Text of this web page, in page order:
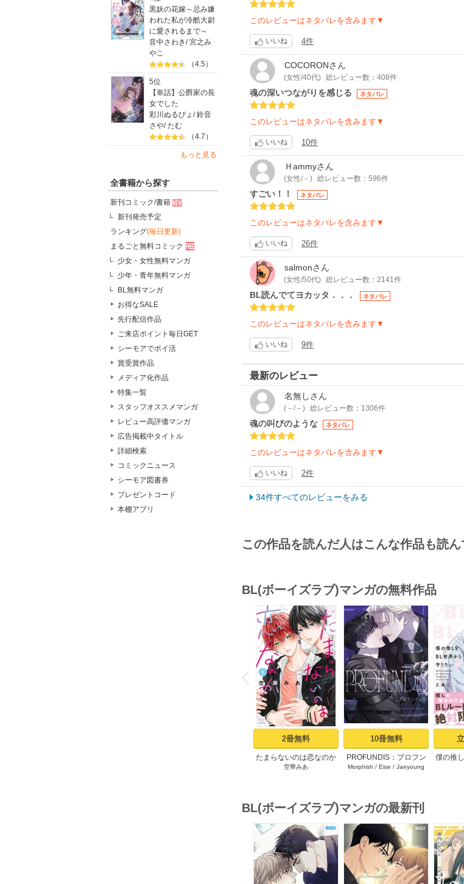
黒妖の花嫁～忌み嫌
われた私が冷酷大尉
に愛されるまで～
音中さわき/宮之み
やこ
（4.5）
5位
【単話】公爵家の長
女でした
彩川ぬるぴょ /鈴音
さや/たむ
（4.7）
もっと見る
全書籍から探す
新刊コミック/書籍
新刊発売予定
ランキング(毎日更新)
まるごと無料コミック
少女・女性無料マンガ
少年・青年無料マンガ
BL無料マンガ
お得なSALE
先行配信作品
ご来店ポイント毎日GET
シーモアでポイ活
賞受賞作品
メディア化作品
特集一覧
スタッフオススメマンガ
レビュー高評価マンガ
広告掲載中タイトル
詳細検索
コミックニュース
シーモア図書券
プレゼントコード
本棚アプリ
いといったものが画面から伝わり、読者を南の島へ引き込み
母なる島の包容力は傷付いたふたりを優しく包み込み癒し
温かく血の通ったものとなるはず……そんな場面を渇望し
りかと…。賛否両論ある表紙はゴーギャンの油彩画を想像
ていると感じますが、作品を読んだ後では作者様のこだわり
でも13ページ目のマニが表紙だったらな～～? カラーで見た
10年以上前の作品だし１巻完結となっているのですが、あ
されているので是非是非続編お願いしたいです！ゾムの撮
このレビューはネタバレを含みます▼
いいね 4件
COCORONさん
(女性/40代) 総レビュー数：408件
魂の深いつながりを感じる ネタバレ
このレビューはネタバレを含みます▼
いいね 10件
Ｈammyさん
(女性/－) 総レビュー数：596件
すごい！！ ネタバレ
このレビューはネタバレを含みます▼
いいね 26件
salmonさん
(女性/50代) 総レビュー数：2141件
BL読んでてヨカッタ．．． ネタバレ
このレビューはネタバレを含みます▼
いいね 9件
最新のレビュー
名無し さん
(－/－) 総レビュー数：1306件
魂の叫びのような ネタバレ
このレビューはネタバレを含みます▼
いいね 2件
34件すべてのレビューをみる
この作品を読んだ人はこんな作品も読
BL(ボーイズラブ)マンガの無料作品
P
r
e
v
i
o
u
s
2冊無料
たまらないのは恋なのか
（１）【シーモア限定特
空華みあ
10冊無料
PROFUNDIS：プロフン
ディス【タテヨミ】1
Morphish / Eise / Jaeyoung
僕の推
りたい
BL(ボーイズラブ)マンガの最新刊
o
s